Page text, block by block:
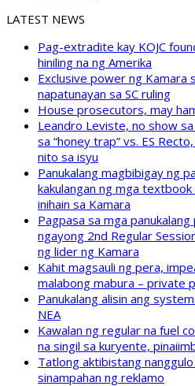
LATEST NEWS
Pag-extradite kay KOJC
hiniling na ng Amerika
Exclusive power ng Kamara
napatunayan sa SC ruling
House prosecutors, may
Leandro Leviste, no show
sa “honey trap” vs. ES
nito sa isyu
Panukalang magbibigay ng
kakulangan ng mga
inihain sa Kamara
Pagpasa sa mga
ngayong 2nd Regular
ng lider ng Kamara
Kahit magsauli ng pera,
malabong mabura – private
Panukalang alisin ang
NEA
Kawalan ng regular na fuel
na singil sa kuryente,
Tatlong aktibistang
sinampahan ng reklamo